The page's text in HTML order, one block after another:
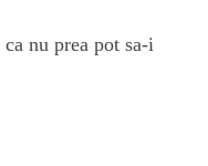
nu prea pot sa-i